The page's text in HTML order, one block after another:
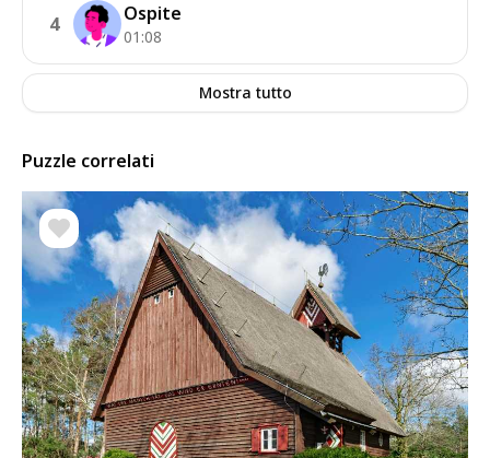
4 Ospite
01:08
Mostra tutto
Puzzle correlati